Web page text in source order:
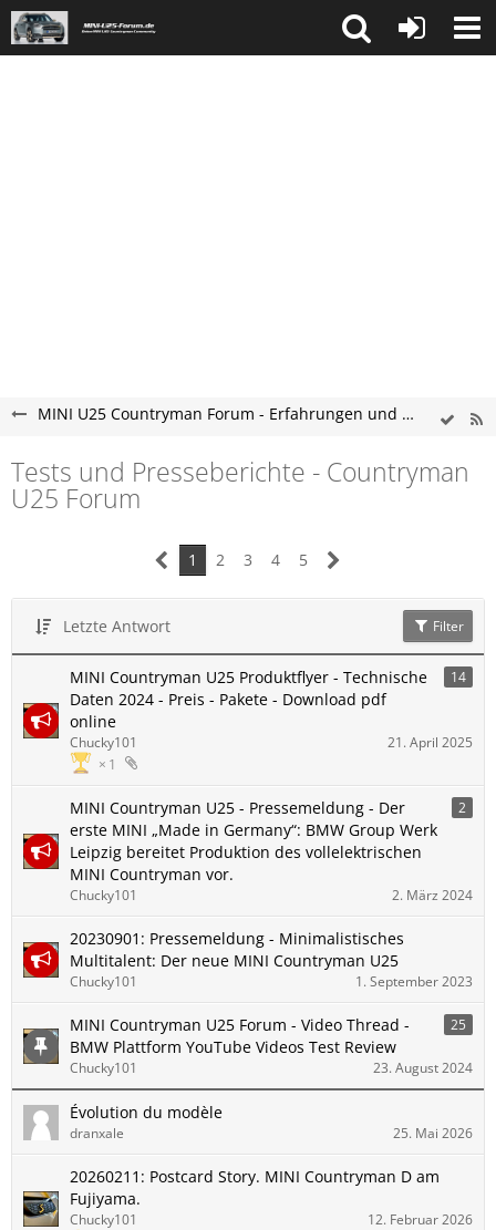
MINI U25 Countryman Forum - Erfahrungen und Probleme
Tests und Presseberichte - Countryman
U25 Forum
1 2 3 4 5
Letzte Antwort Filter
MINI Countryman U25 Produktflyer - Technische
Daten 2024 - Preis - Pakete - Download pdf
online
14
1
Chucky101 21. April 2025
MINI Countryman U25 - Pressemeldung - Der
erste MINI „Made in Germany“: BMW Group Werk
Leipzig bereitet Produktion des vollelektrischen
MINI Countryman vor.
2
Chucky101 2. März 2024
20230901: Pressemeldung - Minimalistisches
Multitalent: Der neue MINI Countryman U25
Chucky101 1. September 2023
MINI Countryman U25 Forum - Video Thread -
BMW Plattform YouTube Videos Test Review
25
Chucky101 23. August 2024
Évolution du modèle
dranxale 25. Mai 2026
20260211: Postcard Story. MINI Countryman D am
Fujiyama.
Chucky101 12. Februar 2026